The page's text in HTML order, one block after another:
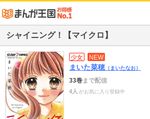
シャイニング！【マイクロ】
少女 NEW
まいた菜穂 （まいたなお）
33巻まで配信
4人 がお気に入り登録中